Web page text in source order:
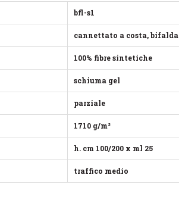
bfl-s1
cannettato a costa, bifalda
100% fibre sintetiche
schiuma gel
parziale
1710 g/m²
h. cm 100/200 x ml 25
traffico medio